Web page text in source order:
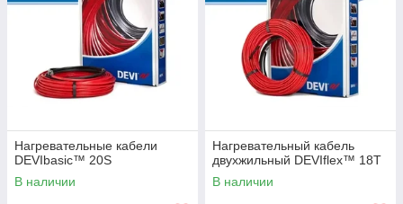
Нагревательные кабели
DEVIbasic™ 20S
В наличии
Нагревательный кабель
двухжильный DEVIflex™ 18T
В наличии